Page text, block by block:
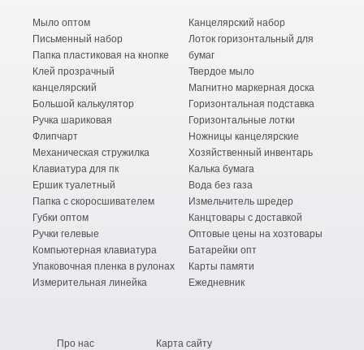
Мыло оптом
Письменный набор
Папка пластиковая на кнопке
Клей прозрачный
канцелярский
Большой калькулятор
Ручка шариковая
Флипчарт
Механическая стружилка
Канцелярский набор
Лоток горизонтальный для
бумаг
Твердое мыло
Магнитно маркерная доска
Горизонтальная подставка
Горизонтальные лотки
Ножницы канцелярские
Хозяйственный инвентарь
Клавиатура для пк
Ершик туалетный
Папка с скоросшивателем
Губки оптом
Ручки гелевые
Компьютерная клавиатура
Упаковочная пленка в рулонах
Измерительная линейка
Калька бумага
Вода без газа
Измельчитель шредер
Канцтовары с доставкой
Оптовые цены на хозтовары
Батарейки опт
Карты памяти
Ежедневник
Про нас Карта сайту